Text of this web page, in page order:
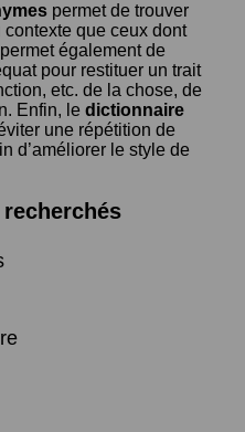
permet de trouver
que ceux dont
également de
pour restituer un trait
etc. de la chose, de
Enfin, le dictionnaire
une répétition de
d’améliorer le style de